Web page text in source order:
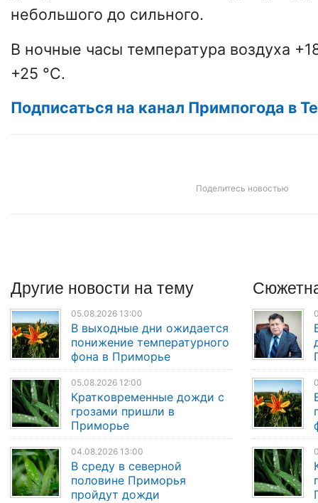
небольшого до сильного.
В ночные часы температура воздуха
+25 °C.
Подписаться на канал Примпогода в
Поделитесь новостью
Другие новости на тему
05.08.2026 13:00
В выходные дни ожидается
понижение температурного
фона в Приморье
05.08.2026 12:00
Кратковременные дожди с
грозами пришли в
Приморье
04.08.2026 13:00
В среду в северной
половине Приморья
пройдут дожди